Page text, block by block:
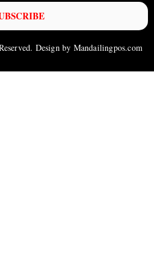
Design by Mandailingpos.com